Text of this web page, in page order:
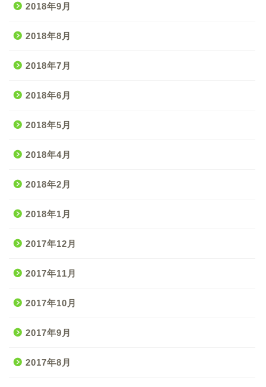
2018年9月
2018年8月
2018年7月
2018年6月
2018年5月
2018年4月
2018年2月
2018年1月
2017年12月
2017年11月
2017年10月
2017年9月
2017年8月